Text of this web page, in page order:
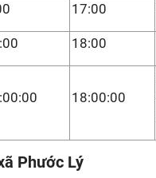
17:00
18:00
18:00:00
Phước Lý